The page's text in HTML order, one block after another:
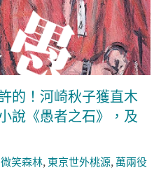
的！河崎秋子獲直木
說《愚者之石》，及
微笑森林,東京世外桃源,萬兩役